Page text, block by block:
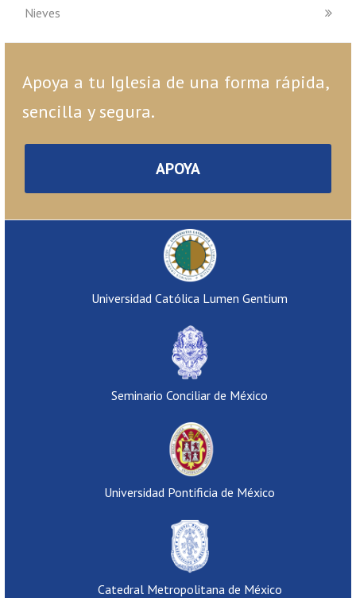
post:
Nieves
Apoya a tu Iglesia de una forma rápida,
sencilla y segura.
APOYA
Universidad Católica Lumen Gentium
Seminario Conciliar de México
Universidad Pontificia de México
Catedral Metropolitana de México